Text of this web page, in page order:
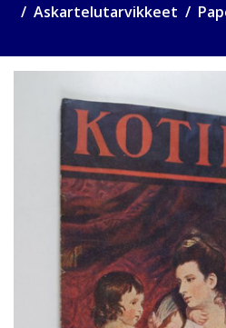
Askartelutarvikkeet